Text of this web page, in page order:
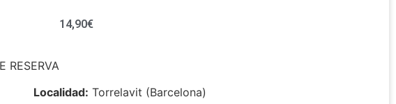
14,90€
RESERVA
Localidad: Torrelavit (Barcelona)